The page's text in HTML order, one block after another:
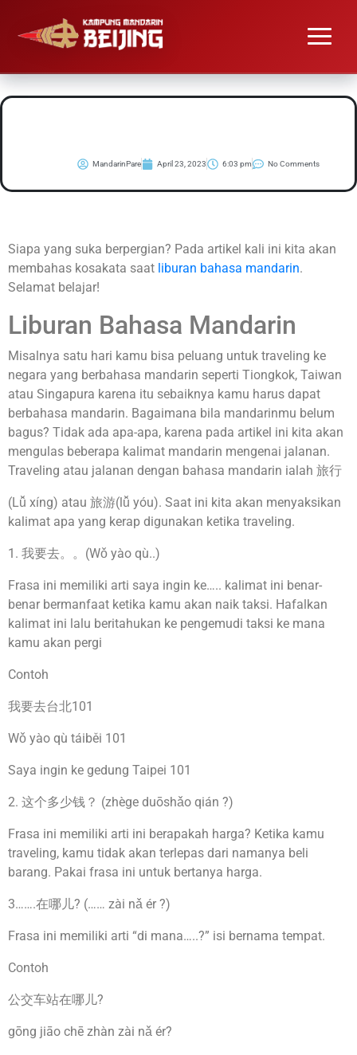
#Belajar Liburan
Bahasa Mandarin
MandarinPare April 23, 2023 6:03 pm No Comments
Siapa yang suka berpergian? Pada artikel kali ini kita akan
membahas kosakata saat liburan bahasa mandarin.
Selamat belajar!
Liburan Bahasa Mandarin
Misalnya satu hari kamu bisa peluang untuk traveling ke
negara yang berbahasa mandarin seperti Tiongkok, Taiwan
atau Singapura karena itu sebaiknya kamu harus dapat
berbahasa mandarin. Bagaimana bila mandarinmu belum
bagus? Tidak ada apa-apa, karena pada artikel ini kita akan
mengulas beberapa kalimat mandarin mengenai jalanan.
Traveling atau jalanan dengan bahasa mandarin ialah 旅行
(Lǚ xíng) atau 旅游(lǚ yóu). Saat ini kita akan menyaksikan
kalimat apa yang kerap digunakan ketika traveling.
1. 我要去。。(Wǒ yào qù..)
Frasa ini memiliki arti saya ingin ke….. kalimat ini benar-
benar bermanfaat ketika kamu akan naik taksi. Hafalkan
kalimat ini lalu beritahukan ke pengemudi taksi ke mana
kamu akan pergi
Contoh
我要去台北101
Wǒ yào qù táiběi 101
Saya ingin ke gedung Taipei 101
2. 这个多少钱？ (zhège duōshǎo qián ?)
Frasa ini memiliki arti ini berapakah harga? Ketika kamu
traveling, kamu tidak akan terlepas dari namanya beli
barang. Pakai frasa ini untuk bertanya harga.
3…….在哪儿? (…… zài nǎ ér ?)
Frasa ini memiliki arti “di mana…..?” isi bernama tempat.
Contoh
公交车站在哪儿?
gōng jiāo chē zhàn zài nǎ ér?